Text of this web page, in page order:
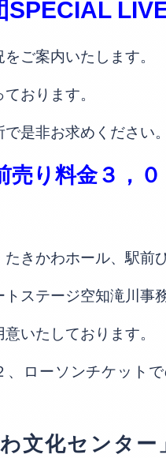
SPECIAL
ご案内いたします。
おります。
是非お求めください
売り料金３，
きかわホール、駅前
ステージ空知滝川事
いたしております。
、ローソンチケット
文化センタ